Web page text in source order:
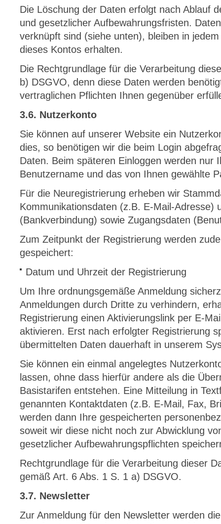
Die Löschung der Daten erfolgt nach Ablauf
und gesetzlicher Aufbewahrungsfristen.
verknüpft sind (siehe unten), bleiben in
dieses Kontos erhalten.
Die Rechtgrundlage für die Verarbeitung
b) DSGVO, denn diese Daten werden
vertraglichen Pflichten Ihnen gegenüber
3.6. Nutzerkonto
Sie können auf unserer Website ein
dies, so benötigen wir die beim Login
Daten. Beim späteren Einloggen werden nur
Benutzername und das von Ihnen gewählte
Für die Neuregistrierung erheben wir
Kommunikationsdaten (z.B. E-Mail-Adresse)
(Bankverbindung) sowie Zugangsdaten
Zum Zeitpunkt der Registrierung werden
gespeichert:
Datum und Uhrzeit der Registrierung
Um Ihre ordnungsgemäße Anmeldung
Anmeldungen durch Dritte zu verhindern,
Registrierung einen Aktivierungslink per E-
aktivieren. Erst nach erfolgter Registrierung
übermittelten Daten dauerhaft in unserem
Sie können ein einmal angelegtes
lassen, ohne dass hierfür andere als die
Basistarifen entstehen. Eine Mitteilung in
genannten Kontaktdaten (z.B. E-Mail, Fax,
werden dann Ihre gespeicherten
soweit wir diese nicht noch zur Abwicklung
gesetzlicher Aufbewahrungspflichten
Rechtgrundlage für die Verarbeitung dieser
gemäß Art. 6 Abs. 1 S. 1 a) DSGVO.
3.7. Newsletter
Zur Anmeldung für den Newsletter werden